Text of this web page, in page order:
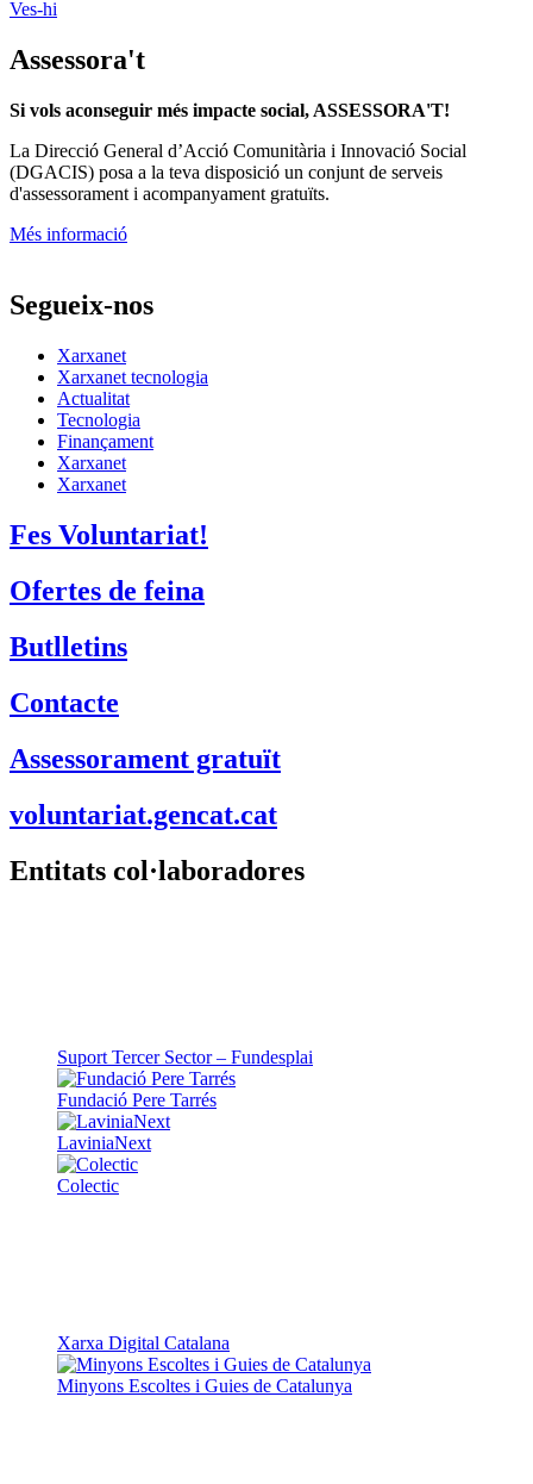
Ves-hi
Assessora't
Si vols aconseguir més impacte social, ASSESSORA'T!
La Direcció General d’Acció Comunitària i Innovació Social
(DGACIS) posa a la teva disposició un conjunt de serveis
d'assessorament i acompanyament gratuïts.
Més informació
Segueix-nos
Xarxanet
Xarxanet tecnologia
Actualitat
Tecnologia
Finançament
Xarxanet
Xarxanet
Fes Voluntariat!
Ofertes de feina
Butlletins
Contacte
Assessorament gratuït
voluntariat.gencat.cat
Entitats col·laboradores
Suport Tercer Sector – Fundesplai
Fundació Pere Tarrés
LaviniaNext
Colectic
Xarxa Digital Catalana
Minyons Escoltes i Guies de Catalunya